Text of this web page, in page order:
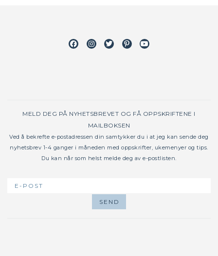
FacebookInstagram
TwitterPinterestYoutube
MELD DEG PÅ NYHETSBREVET OG FÅ OPPSKRIFTENE I
MAILBOKSEN
Ved å bekrefte e-postadressen din samtykker du i at jeg kan sende deg
nyhetsbrev 1-4 ganger i måneden med oppskrifter, ukemenyer og tips.
Du kan når som helst melde deg av e-postlisten.